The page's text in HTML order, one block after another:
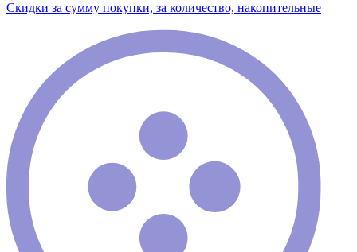
Скидки за сумму покупки, за количество, накопительные